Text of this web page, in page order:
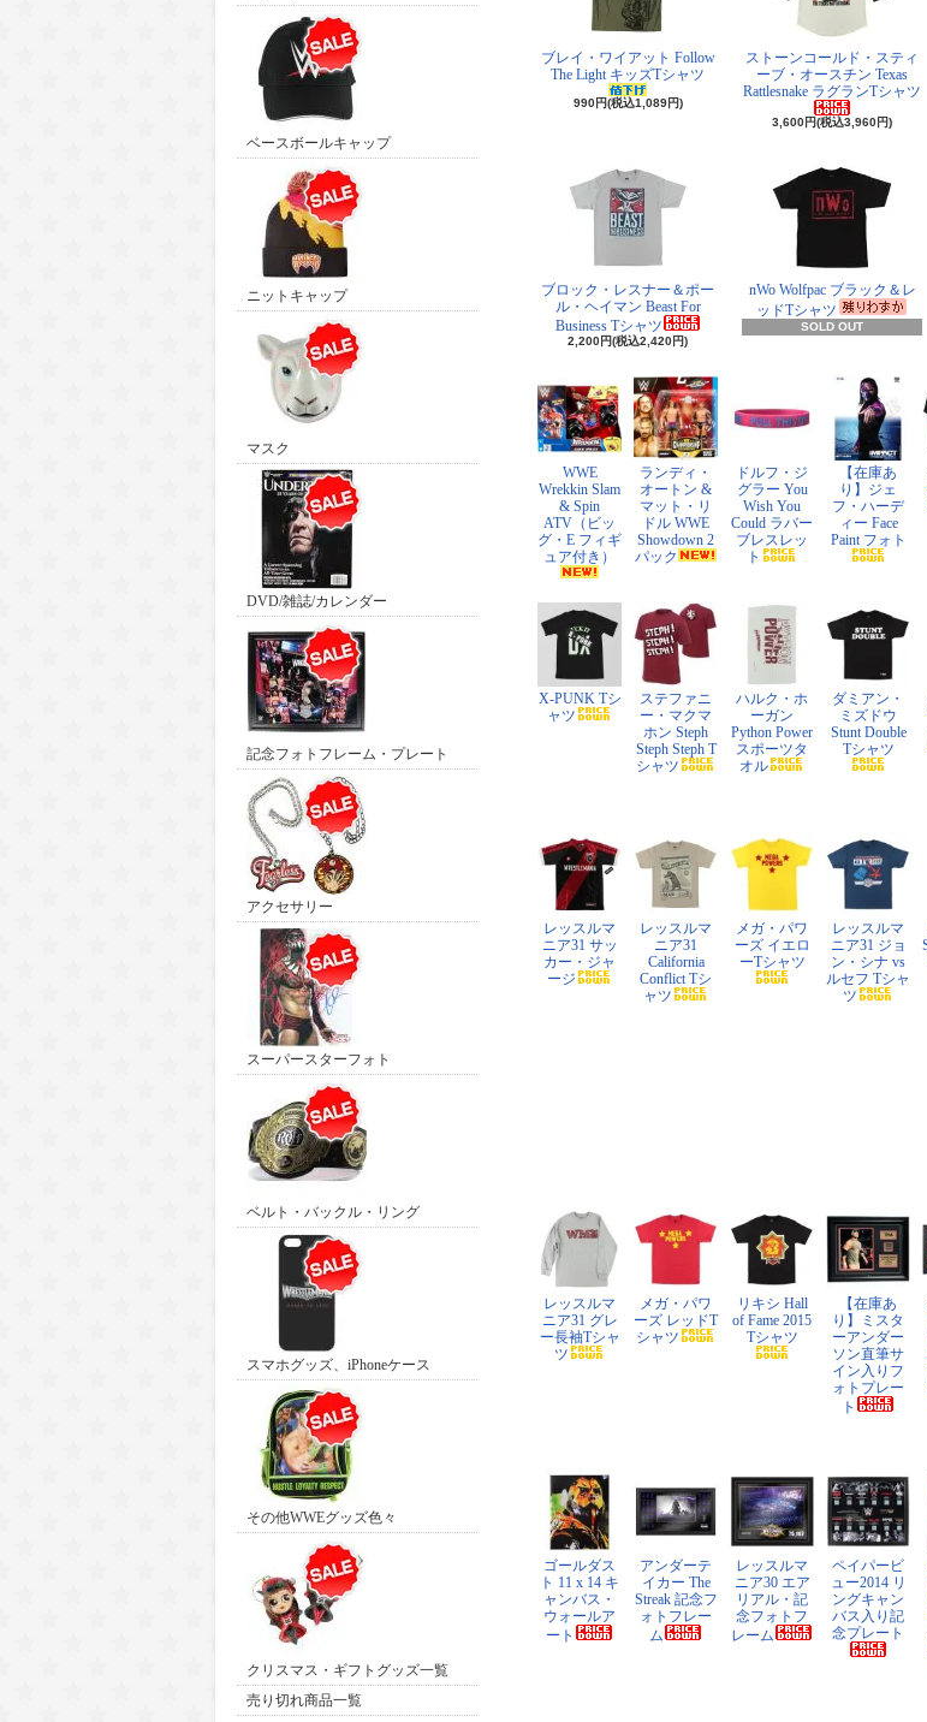
ベースボールキャップ
ニットキャップ
マスク
DVD/雑誌/カレンダー
記念フォトフレーム・プレート
アクセサリー
スーパースターフォト
ベルト・バックル・リング
スマホグッズ、iPhoneケース
その他WWEグッズ色々
クリスマス・ギフトグッズ一覧
売り切れ商品一覧
ブレイ・ワイアット Follow
The Light キッズTシャツ
990円(税込1,089円)
ストーンコールド・スティ
ーブ・オースチン Texas
Rattlesnake ラグランTシャツ
3,600円(税込3,960円)
ブロック・レスナー＆ポー
ル・ヘイマン Beast For
Business Tシャツ
2,200円(税込2,420円)
nWo Wolfpac ブラック＆レ
ッドTシャツ
SOLD OUT
WWE
Wrekkin Slam
& Spin
ATV（ビッ
グ・E フィギ
ュア付き）
ランディ・
オートン &
マット・リ
ドル WWE
Showdown 2
パック
ドルフ・ジ
グラー You
Wish You
Could ラバー
ブレスレッ
ト
【在庫あ
り】ジェ
フ・ハーデ
ィー Face
Paint フォト
X-PUNK Tシ
ャツ
ステファニ
ー・マクマ
ホン Steph
Steph Steph T
シャツ
ハルク・ホ
ーガン
Python Power
スポーツタ
オル
ダミアン・
ミズドウ
Stunt Double
Tシャツ
レッスルマ
ニア31 サッ
カー・ジャ
ージ
レッスルマ
ニア31
California
Conflict Tシ
ャツ
メガ・パワ
ーズ イエロ
ーTシャツ
レッスルマ
ニア31 ジョ
ン・シナ vs
ルセフ Tシャ
ツ
レッスルマ
ニア31 グレ
ー長袖Tシャ
ツ
メガ・パワ
ーズ レッドT
シャツ
リキシ Hall
of Fame 2015
Tシャツ
【在庫あ
り】ミスタ
ーアンダー
ソン直筆サ
イン入りフ
ォトプレー
ト
ゴールダス
ト 11 x 14 キ
ャンバス・
ウォールア
ート
アンダーテ
イカー The
Streak 記念フ
ォトフレー
ム
レッスルマ
ニア30 エア
リアル・記
念フォトフ
レーム
ペイパービ
ュー2014 リ
ングキャン
バス入り記
念プレート